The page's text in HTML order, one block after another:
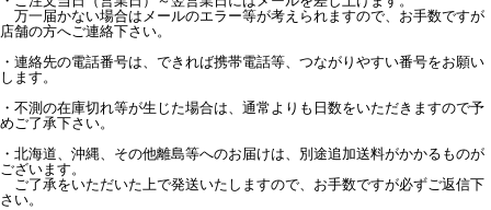
万一届かない場合はメールのエラー等が考えられますので、お手数ですが
店舗の方へご連絡下さい。
・連絡先の電話番号は、できれば携帯電話等、つながりやすい番号をお願い
します。
・不測の在庫切れ等が生じた場合は、通常よりも日数をいただきますので予
めご了承下さい。
・北海道、沖縄、その他離島等へのお届けは、別途追加送料がかかるものが
ございます。
ご了承をいただいた上で発送いたしますので、お手数ですが必ずご返信下
さい。